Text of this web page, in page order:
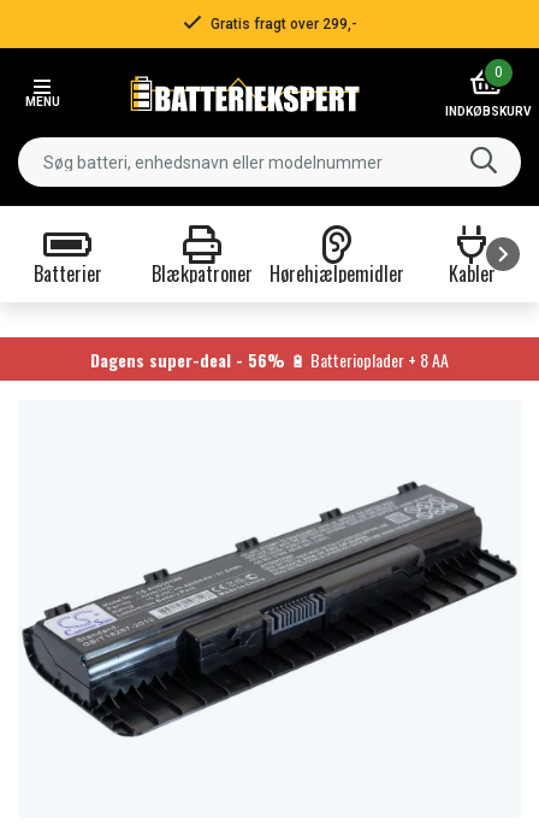
Gratis fragt over 299,-
MENU
0
INDKØBSKURV
Batterier Blækpatroner Hørehjælpemidler Kabler
9
Dagens super-deal - 56% 🔋 Batterioplader + 8 AA